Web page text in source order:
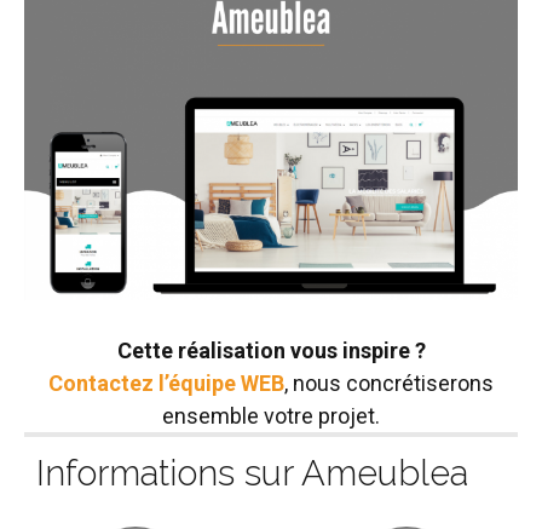
Cette réalisation vous inspire ?
Contactez l’équipe WEB, nous concrétiserons
ensemble votre projet.
Informations sur Ameublea